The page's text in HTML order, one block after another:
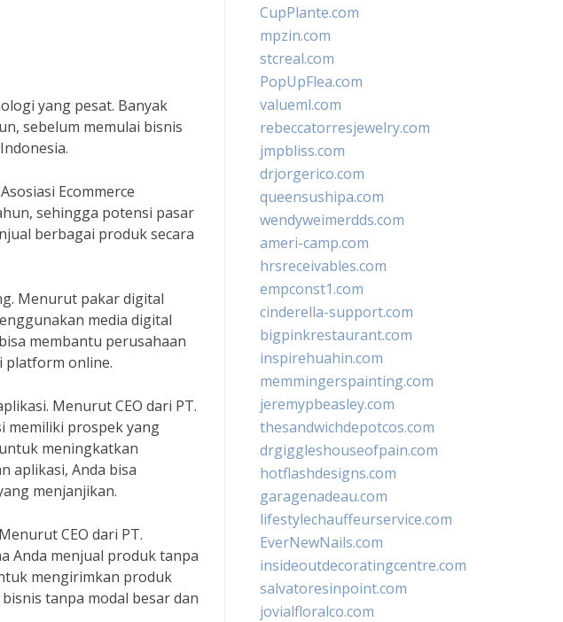
yang pesat. Banyak
sebelum memulai bisnis
Ecommerce
sehingga potensi pasar
berbagai produk secara
Menurut pakar digital
media digital
membantu perusahaan
platform online.
Menurut CEO dari PT.
memiliki prospek yang
meningkatkan
aplikasi, Anda bisa
menjanjikan.
CEO dari PT.
Anda menjual produk tanpa
mengirimkan produk
tanpa modal besar dan
CupPlante.com
mpzin.com
stcreal.com
PopUpFlea.com
valueml.com
rebeccatorresjewelry.com
jmpbliss.com
drjorgerico.com
queensushipa.com
wendyweimerdds.com
ameri-camp.com
hrsreceivables.com
empconst1.com
cinderella-support.com
bigpinkrestaurant.com
inspirehuahin.com
memmingerspainting.com
jeremypbeasley.com
thesandwichdepotcos.com
drgiggleshouseofpain.com
hotflashdesigns.com
garagenadeau.com
lifestylechauffeurservice.com
EverNewNails.com
insideoutdecoratingcentre.com
salvatoresinpoint.com
jovialfloralco.com